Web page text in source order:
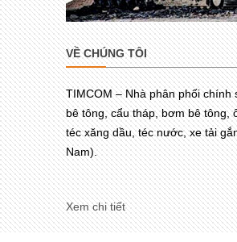
VỀ CHÚNG TÔI
TIMCOM – Nhà phân phối chính
bê tông, cẩu tháp, bơm bê tông,
téc xăng dầu, téc nước, xe tải
Nam).
Xem chi tiết